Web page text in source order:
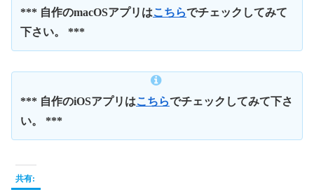
*** 自作のmacOSアプリはこちらでチェックしてみて
下さい。 ***
*** 自作のiOSアプリはこちらでチェックしてみて下さ
い。 ***
共有: